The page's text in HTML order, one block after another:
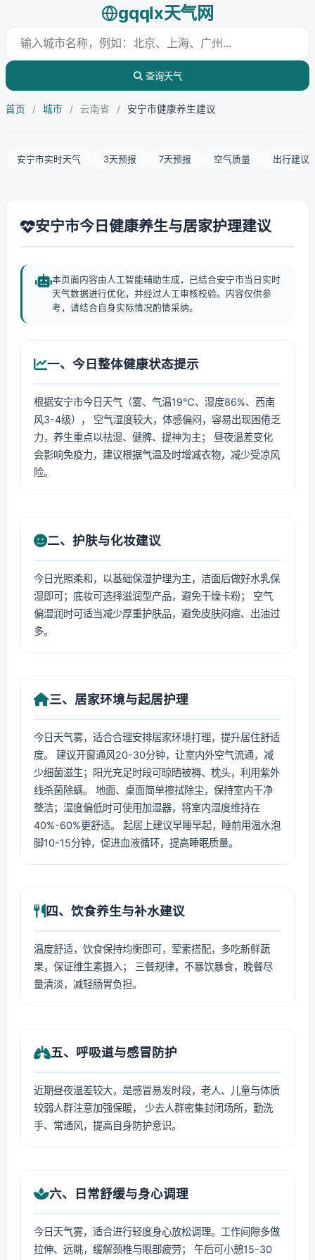
gqqlx天气网
查询天气
首页 / 城市 / 云南省 / 安宁市健康养生建议
安宁市实时天气 3天预报 7天预报 空气质量 出行建议
安宁市今日健康养生与居家护理建议
本页面内容由人工智能辅助生成，已结合安宁市当日实时
天气数据进行优化，并经过人工审核校验。内容仅供参
考，请结合自身实际情况酌情采纳。
一、今日整体健康状态提示
根据安宁市今日天气（雾、气温19℃、湿度86%、西南
风3-4级）， 空气湿度较大，体感偏闷，容易出现困倦乏
力，养生重点以祛湿、健脾、提神为主； 昼夜温差变化
会影响免疫力，建议根据气温及时增减衣物，减少受凉风
险。
二、护肤与化妆建议
今日光照柔和，以基础保湿护理为主，洁面后做好水乳保
湿即可；底妆可选择滋润型产品，避免干燥卡粉； 空气
偏湿润时可适当减少厚重护肤品，避免皮肤闷痘、出油过
多。
三、居家环境与起居护理
今日天气雾，适合合理安排居家环境打理，提升居住舒适
度。 建议开窗通风20-30分钟，让室内外空气流通，减
少细菌滋生；阳光充足时段可晾晒被褥、枕头，利用紫外
线杀菌除螨。 地面、桌面简单擦拭除尘，保持室内干净
整洁；湿度偏低时可使用加湿器，将室内湿度维持在
40%-60%更舒适。 起居上建议早睡早起，睡前用温水泡
脚10-15分钟，促进血液循环，提高睡眠质量。
四、饮食养生与补水建议
温度舒适，饮食保持均衡即可，荤素搭配，多吃新鲜蔬
果，保证维生素摄入； 三餐规律，不暴饮暴食，晚餐尽
量清淡，减轻肠胃负担。
五、呼吸道与感冒防护
近期昼夜温差较大，是感冒易发时段，老人、儿童与体质
较弱人群注意加强保暖， 少去人群密集封闭场所，勤洗
手、常通风，提高自身防护意识。
六、日常舒缓与身心调理
今日天气雾，适合进行轻度身心放松调理。工作间隙多做
拉伸、远眺，缓解颈椎与眼部疲劳； 午后可小憩15-30